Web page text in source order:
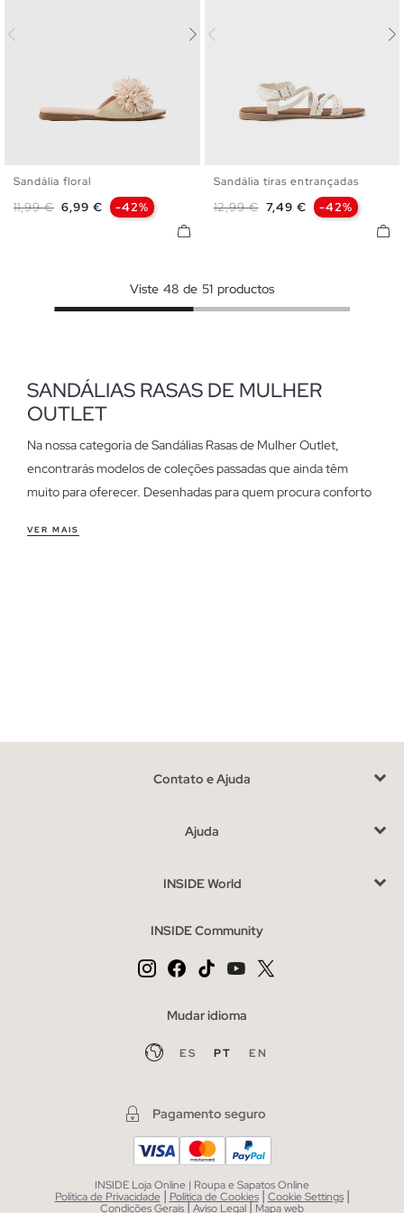
35 36 37
41
Sandália floral
Preço normal
11,99 € Preço
6,99 € -42%
35 36 37 38 39
41
Sandália tiras entrançadas
Preço normal
12,99 € Preço
7,49 € -42%
Viste 48 de 51 productos
SANDÁLIAS RASAS DE MULHER
OUTLET
Na nossa categoria de Sandálias Rasas de Mulher Outlet,
encontrarás modelos de coleções passadas que ainda têm
muito para oferecer. Desenhadas para quem procura conforto
qualquer ocasião.
material que melhor se adapta às tuas necessidades diárias. Se
complementem o teu guarda-roupa atual.
Compra sandálias rasas de mulher baratas sem abdicar do
O outlet oferece-te a oportunidade de adquirir sandálias a
explorar outras categorias complementares como malas ou
VER MAIS
Contato e Ajuda
Ajuda
INSIDE World
INSIDE Community
Mudar idioma
ES PT EN
Pagamento seguro
INSIDE Loja Online | Roupa e Sapatos Online
Política de Privacidade | Política de Cookies | Cookie Settings |
Condições Gerais|Aviso Legal| Mapa web